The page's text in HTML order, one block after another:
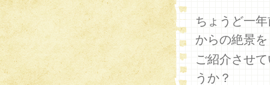
ちょうど一
からの絶景を
ご紹介させ
うか？